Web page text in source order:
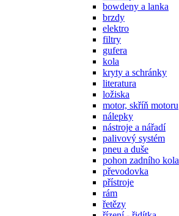
bowdeny a lanka
brzdy
elektro
filtry
gufera
kola
kryty a schránky
literatura
ložiska
motor, skříň motoru
nálepky
nástroje a nářadí
palivový systém
pneu a duše
pohon zadního kola
převodovka
přístroje
rám
řetězy